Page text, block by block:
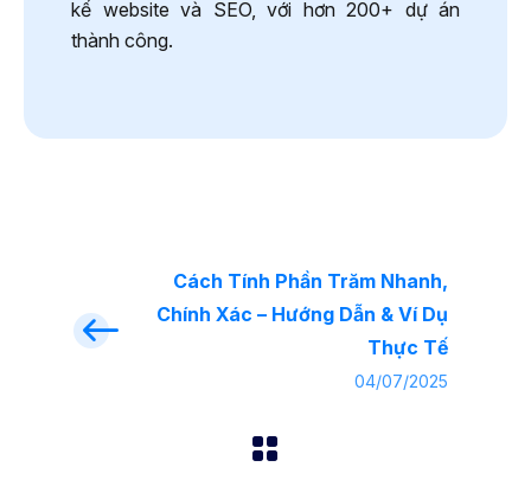
kế website và SEO, với hơn 200+ dự án
thành công.
Cách Tính Phần Trăm Nhanh,
Chính Xác – Hướng Dẫn & Ví Dụ
Thực Tế
04/07/2025